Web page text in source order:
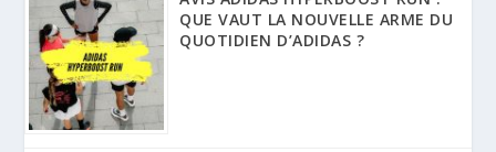
QUE VAUT LA NOUVELLE ARME DU
QUOTIDIEN D’ADIDAS ?